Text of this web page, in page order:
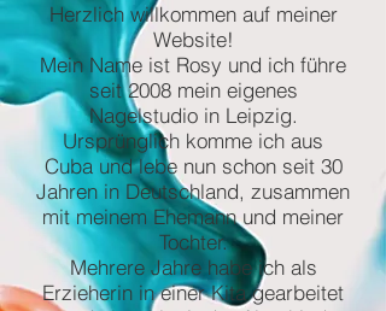
Herzlich willkommen auf meiner
Website!
Mein Name ist Rosy und ich führe
seit 2008 mein eigenes
Nagelstudio in Leipzig.
Ursprünglich komme ich aus
Cuba und lebe nun schon seit 30
Jahren in Deutschland, zusammen
mit meinem Ehemann und meiner
Tochter.
Mehrere Jahre habe ich als
Erzieherin in einer Kita gearbeitet